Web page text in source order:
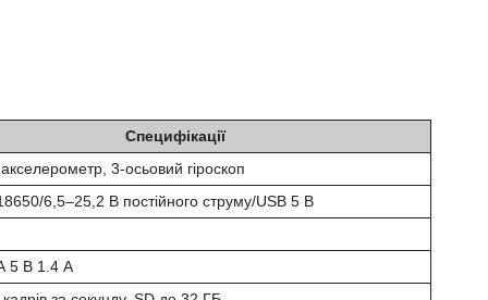
Специфікації
3-осьовий гіроскоп
6,5–25,2 В постійного струму/USB 5 В
5 В 1.4 А